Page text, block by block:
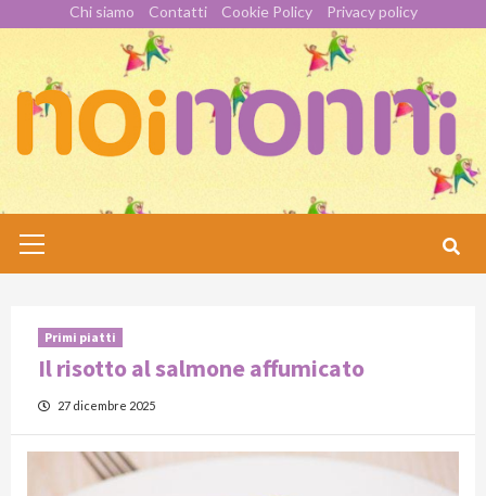
content
Chi siamo Contatti Cookie Policy Privacy policy
Menu
Primi piatti
Il risotto al salmone affumicato
27 dicembre 2025